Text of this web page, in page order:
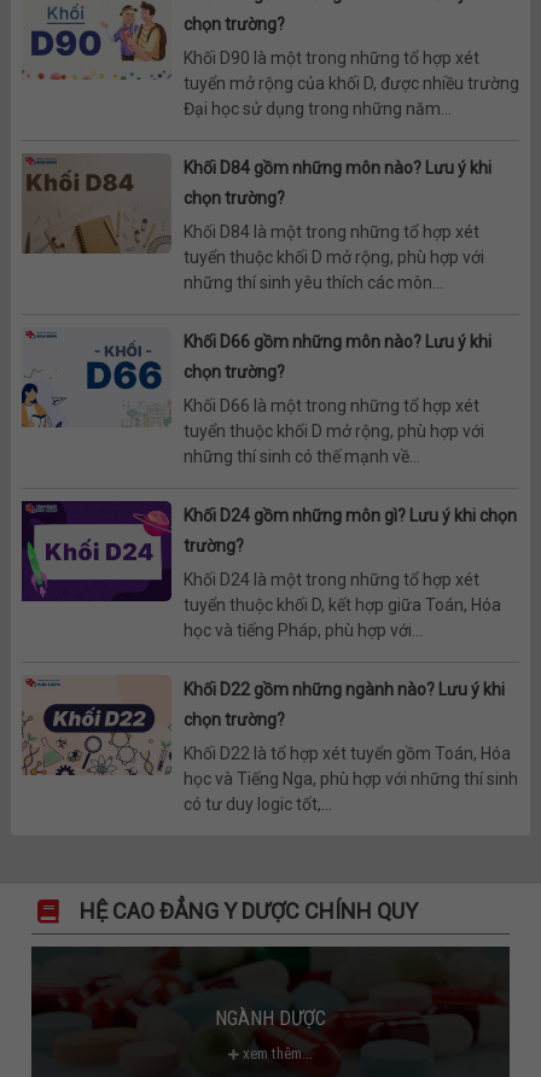
chọn trường?
Khối D90 là một trong những tổ hợp xét
tuyển mở rộng của khối D, được nhiều trường
Đại học sử dụng trong những năm...
Khối D84 gồm những môn nào? Lưu ý khi
chọn trường?
Khối D84 là một trong những tổ hợp xét
tuyển thuộc khối D mở rộng, phù hợp với
những thí sinh yêu thích các môn...
Khối D66 gồm những môn nào? Lưu ý khi
chọn trường?
Khối D66 là một trong những tổ hợp xét
tuyển thuộc khối D mở rộng, phù hợp với
những thí sinh có thế mạnh về...
Khối D24 gồm những môn gì? Lưu ý khi chọn
trường?
Khối D24 là một trong những tổ hợp xét
tuyển thuộc khối D, kết hợp giữa Toán, Hóa
học và tiếng Pháp, phù hợp với...
Khối D22 gồm những ngành nào? Lưu ý khi
chọn trường?
Khối D22 là tổ hợp xét tuyển gồm Toán, Hóa
học và Tiếng Nga, phù hợp với những thí sinh
có tư duy logic tốt,...
HỆ CAO ĐẲNG Y DƯỢC CHÍNH QUY
NGÀNH DƯỢC
xem thêm...